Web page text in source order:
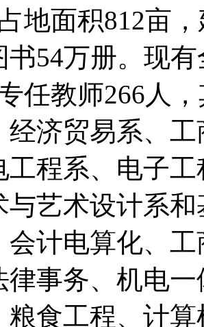
面积812亩，
书54万册。现
任教师266人
经济贸易系、
工程系、电子
与艺术设计系
会计电算化、
律事务、机电
粮食工程、计